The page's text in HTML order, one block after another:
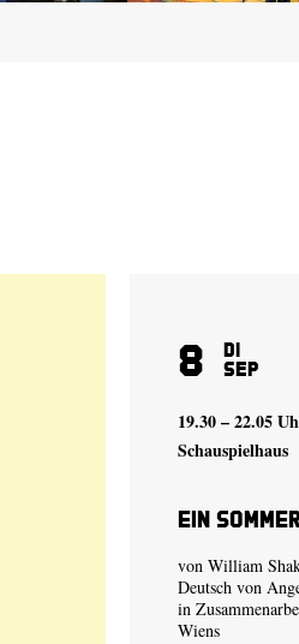
8 Di
Sep
19.30 – 22.05
Schauspielhaus
Ein
von William
Deutsch von
in
Wiens